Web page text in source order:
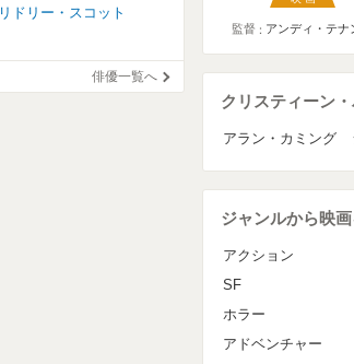
監督 アンディ・テナ
クリスティーン
アラン・カミング
ジャンルから映
アクション
SF
ホラー
アドベンチャー
リドリー・スコット
俳優一覧へ